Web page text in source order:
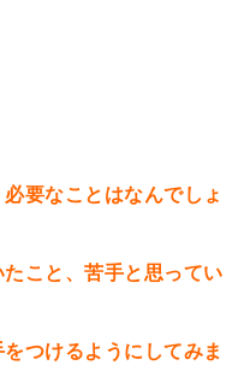
要なことはなんでしょ
こと、苦手と思ってい
つけるようにしてみま